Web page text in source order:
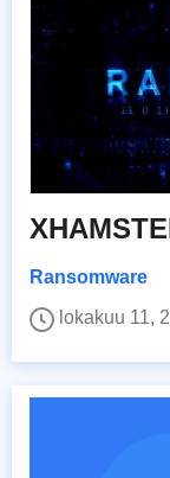
Ransomware
lokakuu 11,